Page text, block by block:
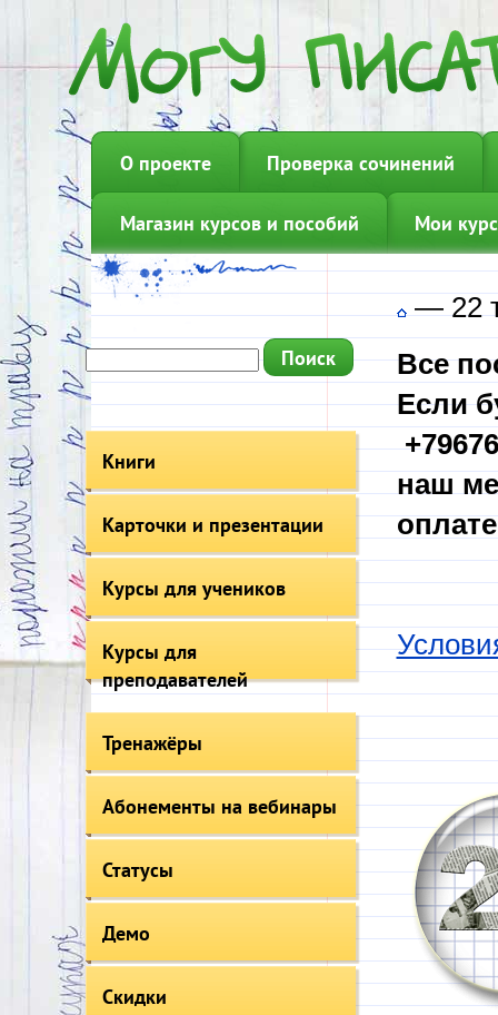
О проекте Проверка сочинений
Магазин курсов и пособий Мои
Книги
Карточки и презентации
Курсы для учеников
Курсы для
преподавателей
Тренажёры
Абонементы на вебинары
Статусы
Демо
Скидки
—22
Все
Если
наш